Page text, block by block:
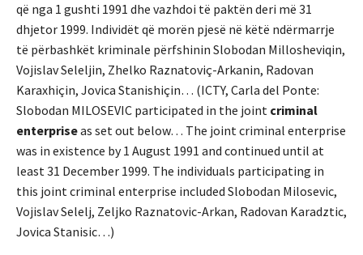
që nga 1 gushti 1991 dhe vazhdoi të paktën deri më 31
dhjetor 1999. Individët që morën pjesë në këtë ndërmarrje
të përbashkët kriminale përfshinin Slobodan Millosheviqin,
Vojislav Seleljin, Zhelko Raznatoviç-Arkanin, Radovan
Karaxhiçin, Jovica Stanishiçin… (ICTY, Carla del Ponte:
Slobodan MILOSEVIC participated in the joint criminal
enterpriseas set out below… The joint criminal enterprise
was in existence by 1 August 1991 and continued until at
least 31 December 1999. The individuals participating in
this joint criminal enterprise included Slobodan Milosevic,
Vojislav Selelj, Zeljko Raznatovic-Arkan, Radovan Karadztic,
Jovica Stanisic…)